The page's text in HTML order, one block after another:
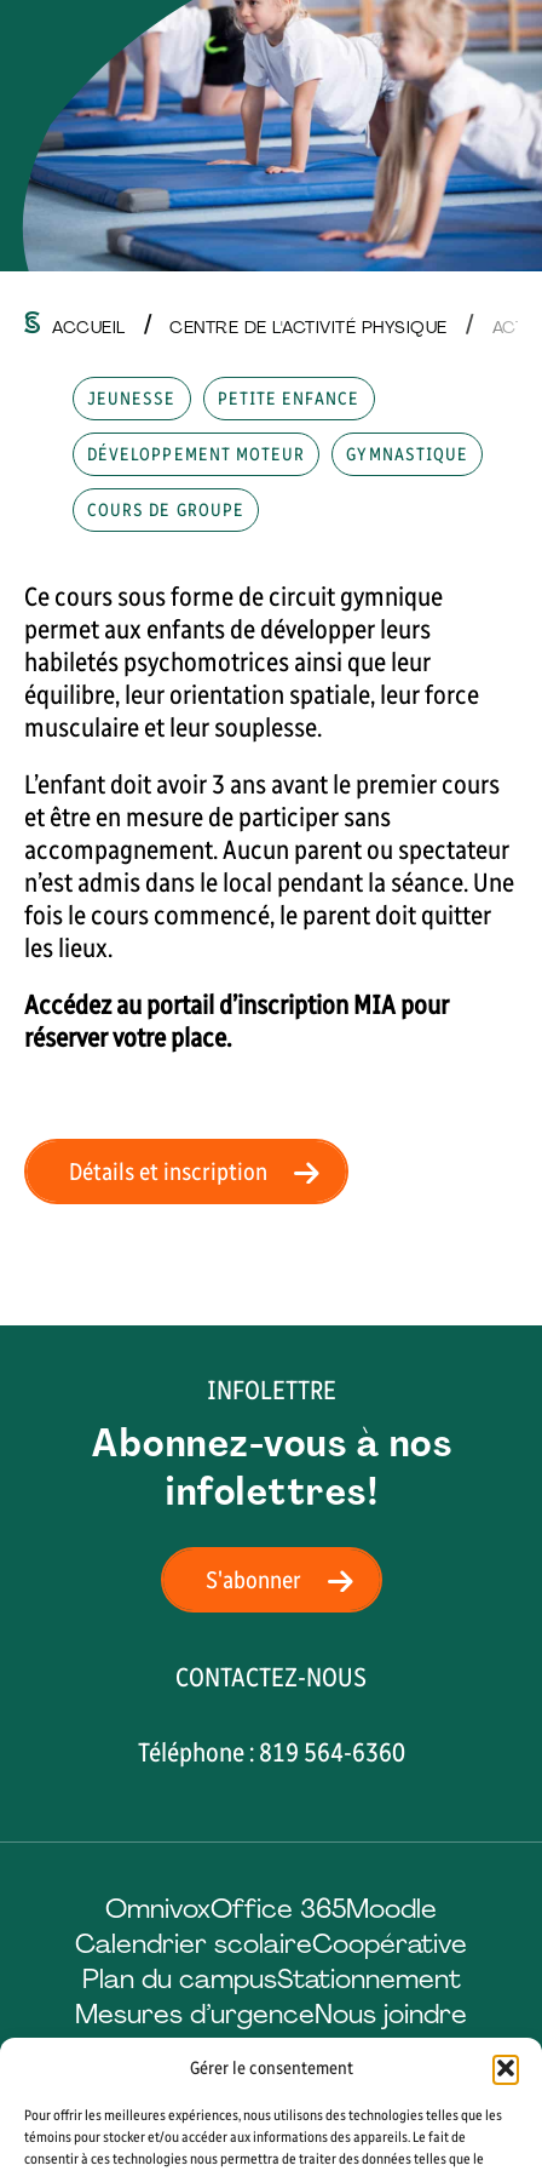
Gérer le consentement
Pour offrir les meilleures expériences, nous utilisons des technologies telles que les
témoins pour stocker et/ou accéder aux informations des appareils. Le fait de
consentir à ces technologies nous permettra de traiter des données telles que le
ACCUEIL CENTRE DE L'ACTIVITÉ PHYSIQUE
JEUNESSE PETITE ENFANCE
DÉVELOPPEMENT MOTEUR GYMNASTIQUE
COURS DE GROUPE
Ce cours sous forme de circuit gymnique
permet aux enfants de développer leurs
habiletés psychomotrices ainsi que leur
équilibre, leur orientation spatiale, leur force
musculaire et leur souplesse.
L’enfant doit avoir 3 ans avant le premier cours
et être en mesure de participer sans
accompagnement. Aucun parent ou spectateur
n’est admis dans le local pendant la séance. Une
fois le cours commencé, le parent doit quitter
les lieux.
Accédez au portail d’inscription MIA pour
réserver votre place.
Détails et inscription
INFOLETTRE
Abonnez-vous à nos
infolettres!
S'abonner
CONTACTEZ-NOUS
Téléphone : 819 564-6360
OmnivoxOffice 365Moodle
Calendrier scolaireCoopérative
Plan du campusStationnement
Mesures d’urgenceNous joindre
FacebookLinkedInInstagramYouTube